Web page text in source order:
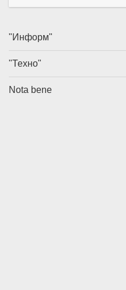
"Информ"
"Техно"
Nota bene